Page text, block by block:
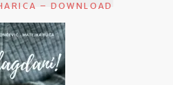
– DOWNLOAD